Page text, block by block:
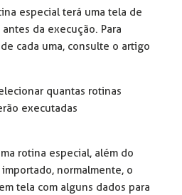
especial terá uma tela de
da execução. Para
cada uma, consulte o artigo
quantas rotinas
executadas
rotina especial, além do
normalmente, o
tela com alguns dados para